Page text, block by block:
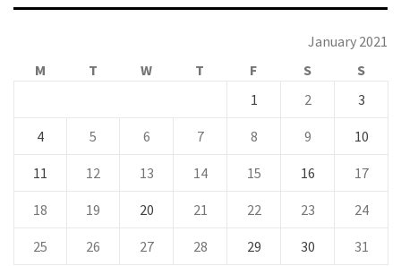
January 2021
M
T W T F S
S
1
2 3
4 5 6 7 8 9 10
11 12 13 14 15 16 17
18 19 20 21 22 23 24
25 26 27 28 29 30
31